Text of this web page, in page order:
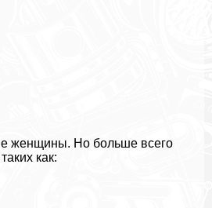
женщины. Но больше всего
как: